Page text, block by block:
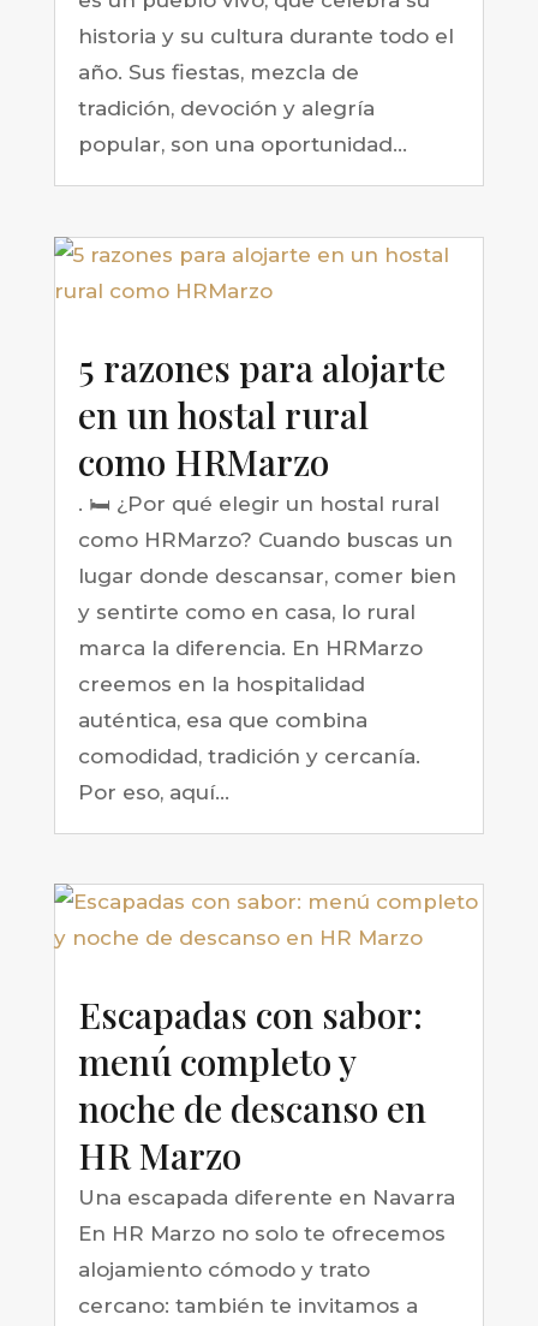
historia y su cultura durante todo el
año. Sus fiestas, mezcla de
tradición, devoción y alegría
popular, son una oportunidad...
5 razones para alojarte
en un hostal rural
como HRMarzo
. 🛏️ ¿Por qué elegir un hostal rural
como HRMarzo? Cuando buscas un
lugar donde descansar, comer bien
y sentirte como en casa, lo rural
marca la diferencia. En HRMarzo
creemos en la hospitalidad
auténtica, esa que combina
comodidad, tradición y cercanía.
Por eso, aquí...
Escapadas con sabor:
menú completo y
noche de descanso en
HR Marzo
Una escapada diferente en Navarra
En HR Marzo no solo te ofrecemos
alojamiento cómodo y trato
cercano: también te invitamos a